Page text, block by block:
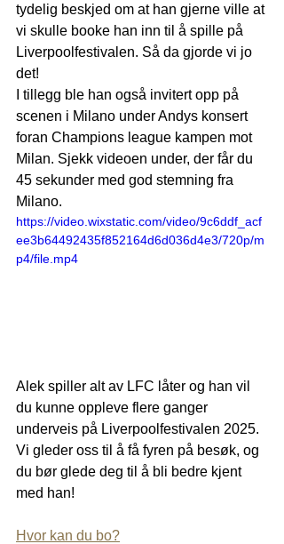
tydelig beskjed om at han gjerne ville at
vi skulle booke han inn til å spille på
Liverpoolfestivalen. Så da gjorde vi jo
det!
I tillegg ble han også invitert opp på
scenen i Milano under Andys konsert
foran Champions league kampen mot
Milan. Sjekk videoen under, der får du
45 sekunder med god stemning fra
Milano.
https://video.wixstatic.com/video/9c6ddf_acf
ee3b64492435f852164d6d036d4e3/720p/m
p4/file.mp4
Alek spiller alt av LFC låter og han vil
du kunne oppleve flere ganger
underveis på Liverpoolfestivalen 2025.
Vi gleder oss til å få fyren på besøk, og
du bør glede deg til å bli bedre kjent
med han!
Hvor kan du bo?